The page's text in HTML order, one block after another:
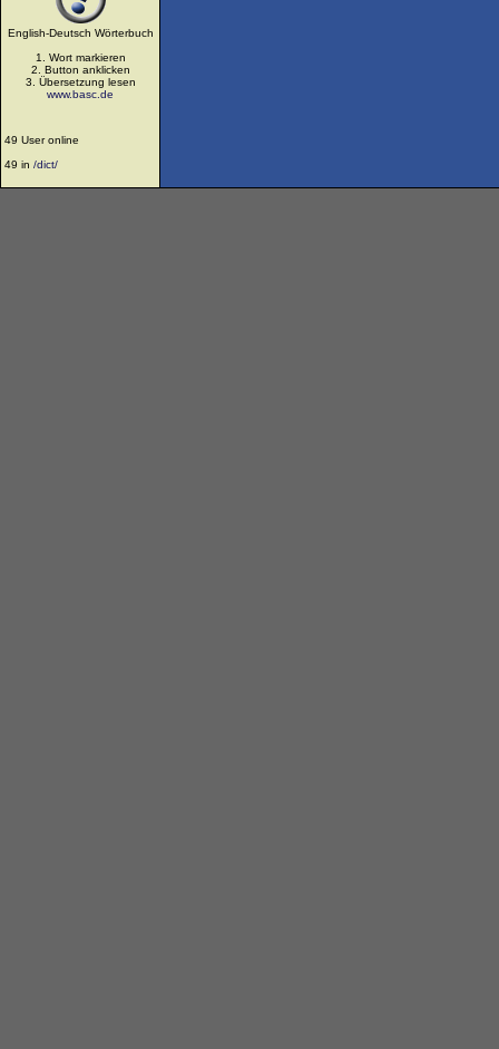
English-Deutsch Wörterbuch
1. Wort markieren
2. Button anklicken
3. Übersetzung lesen
www.basc.de
49 User online
49 in /dict/